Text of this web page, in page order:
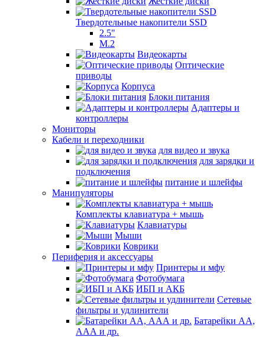
Твердотельные накопители SSD
2.5"
M.2
Видеокарты
Оптические
приводы
Корпуса
Блоки питания
Адаптеры и
контроллеры
Мониторы
Кабели и переходники
для видео и звука
для зарядки и
подключения
питание и шлейфы
Манипуляторы
Комплекты клавиатура + мышь
Клавиатуры
Мыши
Коврики
Периферия и аксессуары
Принтеры и мфу
Фотобумага
ИБП и АКБ
Сетевые
фильтры и удлинители
Батарейки АА,
ААА и др.